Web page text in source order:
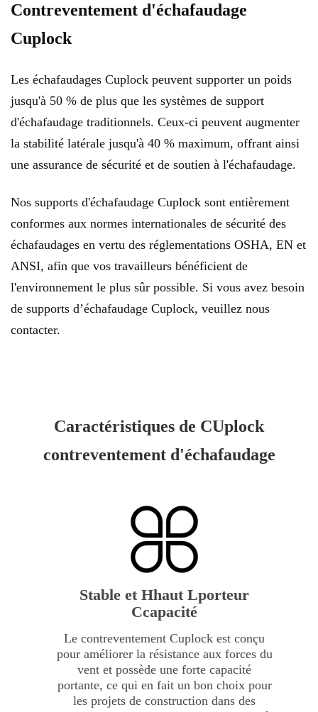
Contreventement d'échafaudage
Cuplock
Les échafaudages Cuplock peuvent supporter un poids
jusqu'à 50 % de plus que les systèmes de support
d'échafaudage traditionnels. Ceux-ci peuvent augmenter
la stabilité latérale jusqu'à 40 % maximum, offrant ainsi
une assurance de sécurité et de soutien à l'échafaudage.
Nos supports d'échafaudage Cuplock sont entièrement
conformes aux normes internationales de sécurité des
échafaudages en vertu des réglementations OSHA, EN et
ANSI, afin que vos travailleurs bénéficient de
l'environnement le plus sûr possible. Si vous avez besoin
de supports d’échafaudage Cuplock, veuillez nous
contacter.
Caractéristiques de CUplock
contreventement d'échafaudage
Stable et Hhaut Lporteur
Ccapacité
Le contreventement Cuplock est conçu
pour améliorer la résistance aux forces du
vent et possède une forte capacité
portante, ce qui en fait un bon choix pour
les projets de construction dans des